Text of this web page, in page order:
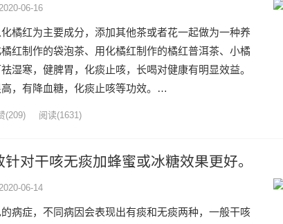
06-16
橘红为主要成分，添加其他茶或者花一起做为一种养
红制作的袋泡茶、用化橘红制作的橘红普洱茶、小橘
湿寒，健脾胃，化痰止咳，长喝对健康有明显效益。
，有降血糖，化痰止咳等功效。…
(209) 阅读(1631)
对干咳无痰加蜂蜜或冰糖效果更好。
06-14
病症，不同病因会表现出有痰和无痰两种，一般干咳